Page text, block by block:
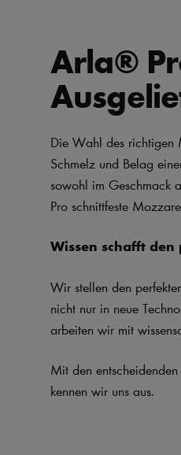
Arla®
Die Wahl des richtigen
Schmelz und Belag
sowohl im Geschmack
Pro schnittfeste
Wissen schafft
Wir stellen den
nicht nur in neue
arbeiten wir mit
Mit den
kennen wir uns aus.